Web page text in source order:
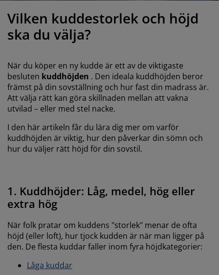
med förvaring
och sytråd
och stryk
Vilken kuddestorlek och höjd
ska du välja?
När du köper en ny kudde är ett av de viktigaste
besluten kuddhöjden . Den ideala kuddhöjden beror
främst på din sovställning och hur fast din madrass är.
Att välja rätt kan göra skillnaden mellan att vakna
utvilad – eller med stel nacke.
I den här artikeln får du lära dig mer om varför
kuddhöjden är viktig, hur den påverkar din sömn och
hur du väljer rätt höjd för din sovstil.
1. Kuddhöjder: Låg, medel, hög eller
extra hög
När folk pratar om kuddens "storlek" menar de ofta
höjd (eller loft), hur tjock kudden är när man ligger på
den. De flesta kuddar faller inom fyra höjdkategorier:
Låga kuddar